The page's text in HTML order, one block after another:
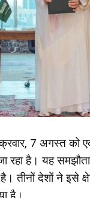
7 अगस्त को
जा रहा है। यह
तीनों देशों ने इसे
है।